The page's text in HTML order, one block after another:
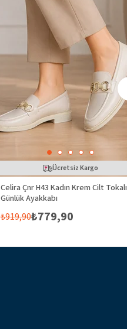
Celira Çnr H43 Kadın Krem Cilt Tokalı
Günlük Ayakkabı
₺779,90
₺919,90
Ücretsiz Kargo